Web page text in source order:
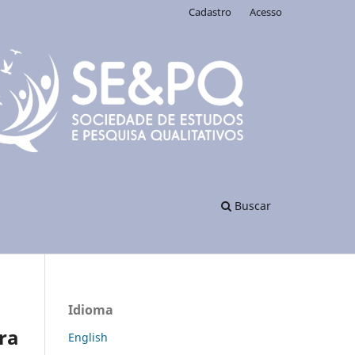
Buscar
Cadastro Acesso
Idioma
English